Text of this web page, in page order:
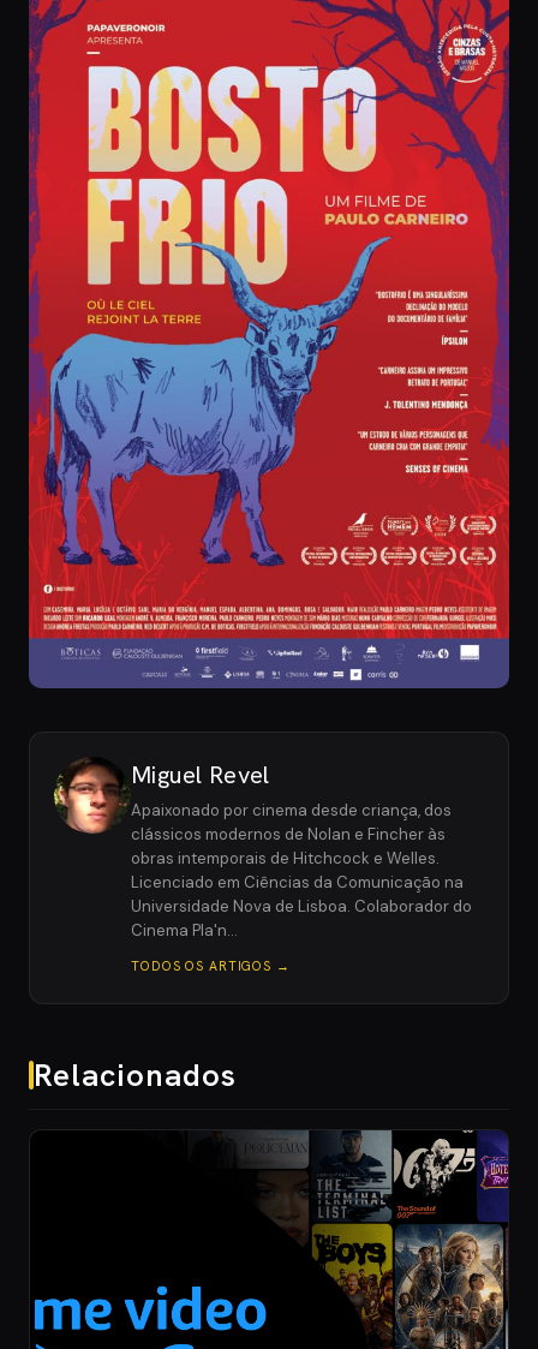
Miguel Revel
Apaixonado por cinema desde criança, dos
clássicos modernos de Nolan e Fincher às
obras intemporais de Hitchcock e Welles.
Licenciado em Ciências da Comunicação na
Universidade Nova de Lisboa. Colaborador do
Cinema Pla'n…
TODOS OS ARTIGOS →
Relacionados